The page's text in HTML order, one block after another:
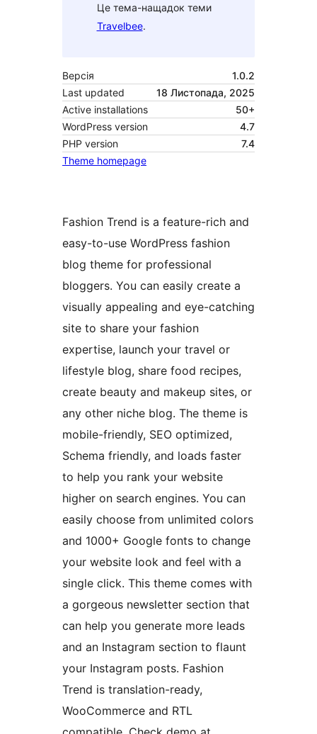
Це тема-нащадок теми
Travelbee.
Версія
1.0.2
Last updated
18 Листопада, 2025
Active installations
50+
WordPress version
4.7
PHP version
7.4
Theme homepage
Fashion Trend is a feature-rich and
easy-to-use WordPress fashion
blog theme for professional
bloggers. You can easily create a
visually appealing and eye-catching
site to share your fashion
expertise, launch your travel or
lifestyle blog, share food recipes,
create beauty and makeup sites, or
any other niche blog. The theme is
mobile-friendly, SEO optimized,
Schema friendly, and loads faster
to help you rank your website
higher on search engines. You can
easily choose from unlimited colors
and 1000+ Google fonts to change
your website look and feel with a
single click. This theme comes with
a gorgeous newsletter section that
can help you generate more leads
and an Instagram section to flaunt
your Instagram posts. Fashion
Trend is translation-ready,
WooCommerce and RTL